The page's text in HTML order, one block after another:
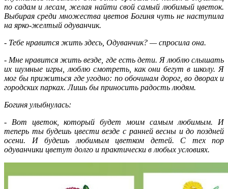
по садам и лесам, желая найти свой самый любимый цветок.
Выбирая среди множества цветов Богиня чуть не наступила
на ярко-желтый одуванчик.
- Тебе нравится жить здесь, Одуванчик? — спросила она.
- Мне нравится жить везде, где есть дети. Я люблю слышать
их шумные игры, люблю смотреть, как они бегут в школу. Я
мог бы прижиться где угодно: по обочинам дорог, во дворах и
городских парках. Лишь бы приносить радость людям.
Богиня улыбнулась:
- Вот цветок, который будет моим самым любимым. И
теперь ты будешь цвести везде с ранней весны и до поздней
осени. И будешь любимым цветком детей. С тех пор
одуванчики цветут долго и практически в любых условиях.